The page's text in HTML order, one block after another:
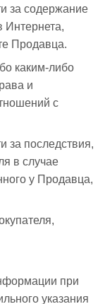
за содержание
Интернета,
Продавца.
каким-либо
и
с
за последствия,
в случае
у Продавца,
при
указания